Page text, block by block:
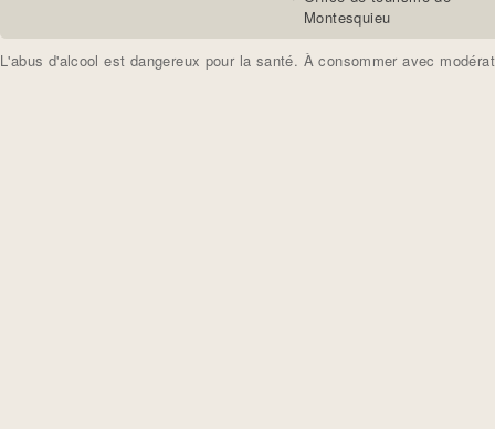
Montesquieu
L'abus d'alcool est dangereux pour la santé. À consommer avec